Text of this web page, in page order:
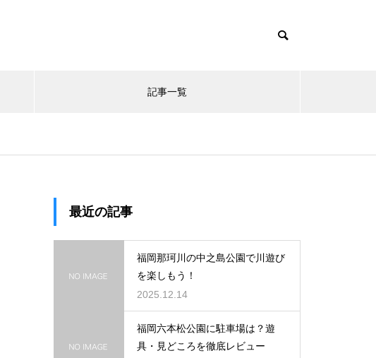
記事一覧
最近の記事
福岡那珂川の中之島公園で川遊び
を楽しもう！
2025.12.14
福岡六本松公園に駐車場は？遊
具・見どころを徹底レビュー